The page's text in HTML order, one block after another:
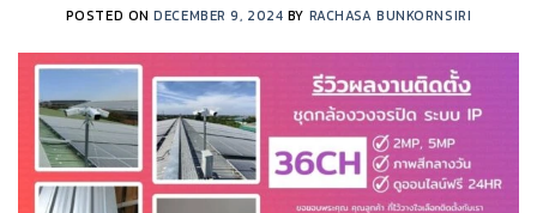
POSTED ONDECEMBER 9, 2024 BY RACHASA BUNKORNSIRI